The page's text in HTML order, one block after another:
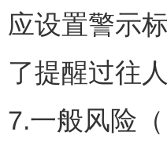
应设置警示
了提醒过往
7.一般风险（